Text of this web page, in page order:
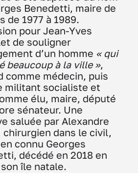
Benedetti, maire de
de 1977 à 1989.
pour Jean-Yves
de souligner
d’un homme « qui
beaucoup à la ville »,
comme médecin, puis
militant socialiste et
élu, maire, député
sénateur. Une
saluée par Alexandre
chirurgien dans le civil,
connu Georges
décédé en 2018 en
île natale.